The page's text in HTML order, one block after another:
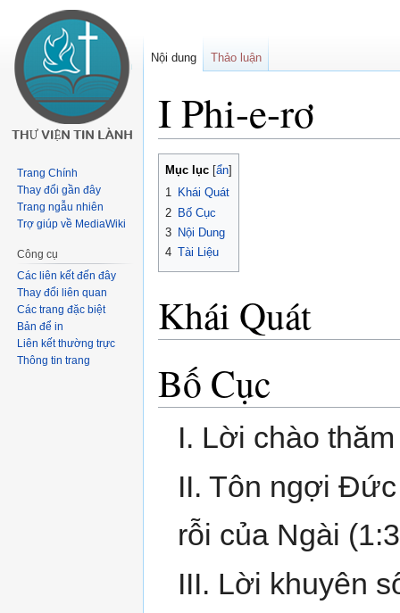
I Phi-e-rơ
Buớc
hướng
Bước
kiếm
Mục lục
1 Khái Quát
2 Bố Cục
3 Nội Dung
4 Tài Liệu
Khái Quát
Bố Cục
I. Lời chào
II. Tôn ngợi
rỗi của Ngài
III. Lời khuyên
Nội dung Thảo luận
Trang Chính
Thay đổi gần đây
Trang ngẫu nhiên
Trợ giúp về MediaWiki
Công cụ
Các liên kết đến đây
Thay đổi liên quan
Các trang đặc biệt
Bản để in
Liên kết thường trực
Thông tin trang